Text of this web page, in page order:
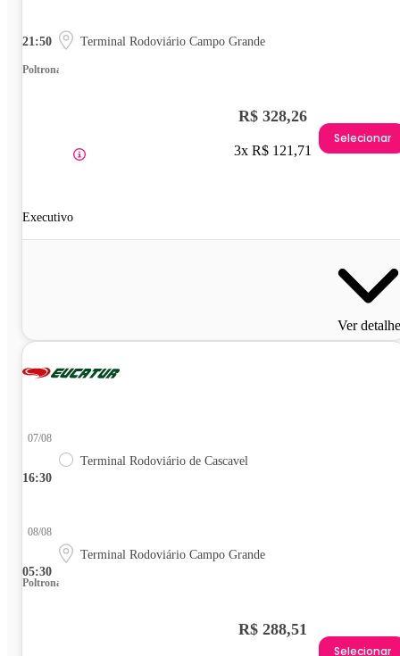
21:50 Terminal Rodoviário Campo Grande
Poltrona
Executivo
R$ 328,26
3x R$ 121,71
Selecionar
Ver
16:30
07/08
Terminal Rodoviário de Cascavel
05:30
08/08
Terminal Rodoviário Campo Grande
Poltrona
R$ 288,51
Selecionar